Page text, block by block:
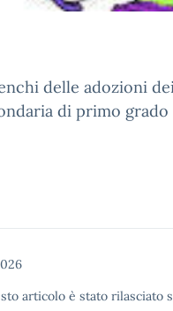
delle adozioni
di primo grado
articolo è stato